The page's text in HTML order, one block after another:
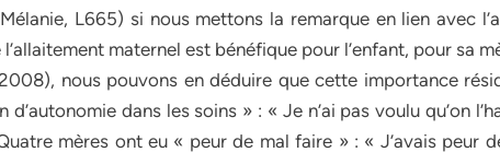
L665) si nous mettons la remarque en lien avec
maternel est bénéfique pour l’enfant, pour sa
nous pouvons en déduire que cette importance
dans les soins » : « Je n’ai pas voulu qu’on
mères ont eu « peur de mal faire » : « J’avais peur